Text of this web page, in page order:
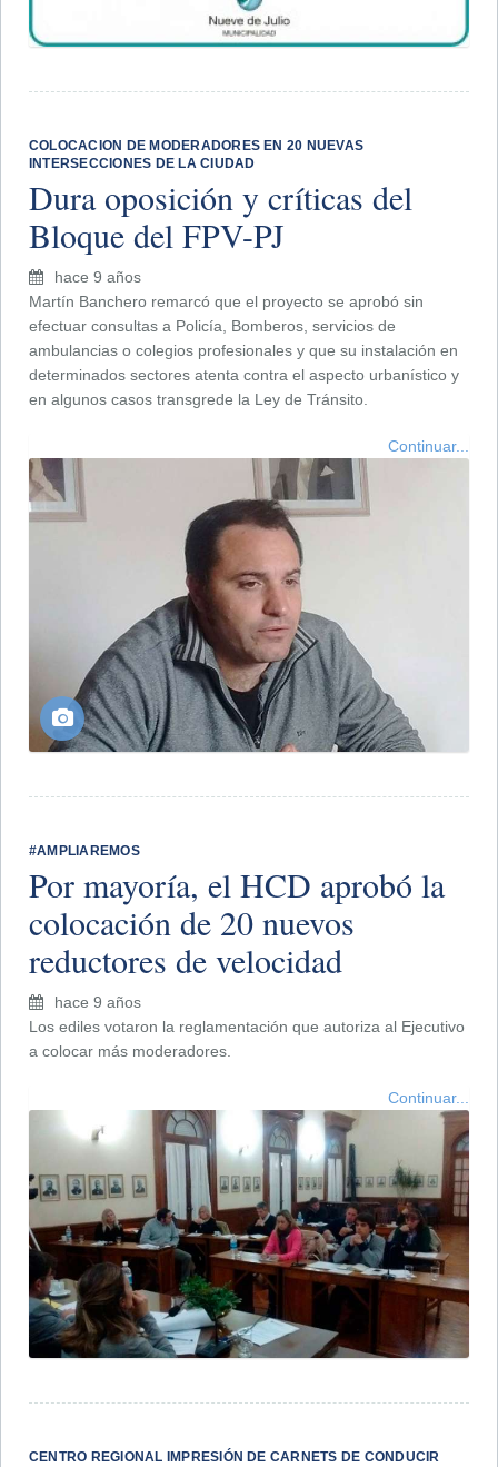
COLOCACION DE MODERADORES EN 20 NUEVAS
INTERSECCIONES DE LA CIUDAD
Dura oposición y críticas del
Bloque del FPV-PJ
hace 9 años
Martín Banchero remarcó que el proyecto se aprobó sin
efectuar consultas a Policía, Bomberos, servicios de
ambulancias o colegios profesionales y que su instalación en
determinados sectores atenta contra el aspecto urbanístico y
en algunos casos transgrede la Ley de Tránsito.
Continuar...
​#AMPLIAREMOS
Por mayoría, el HCD aprobó la
colocación de 20 nuevos
reductores de velocidad
hace 9 años
Los ediles votaron la reglamentación que autoriza al Ejecutivo
a colocar más moderadores.
Continuar...
CENTRO REGIONAL IMPRESIÓN DE CARNETS DE CONDUCIR